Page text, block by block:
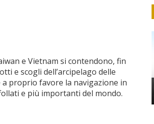
e Vietnam si contendono, fin
e scogli dell’arcipelago delle
proprio favore la navigazione in
e più importanti del mondo.